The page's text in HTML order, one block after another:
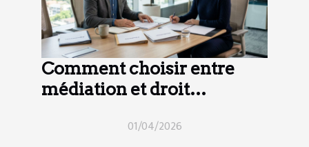
Comment choisir entre
médiation et droit
01/04/2026